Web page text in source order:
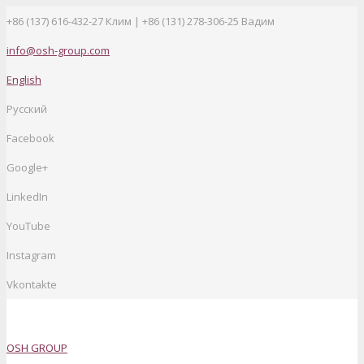
+86 (137) 616-432-27 Клим | +86 (131) 278-306-25 Вадим
info@osh-group.com
English
Русский
Facebook
Google+
LinkedIn
YouTube
Instagram
Vkontakte
OSH GROUP